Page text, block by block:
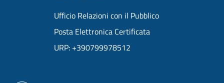
Ufficio Relazioni con il Pubblico
Posta Elettronica Certificata
URP: +390799978512